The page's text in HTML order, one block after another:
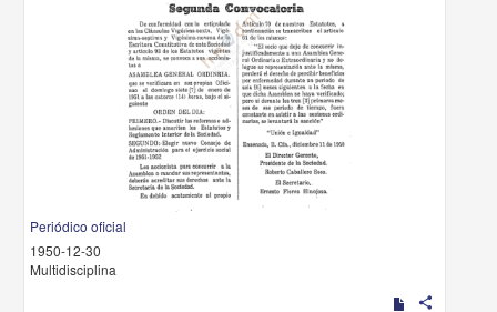
Periódico oficial
1950-12-30
Multidisciplina
share